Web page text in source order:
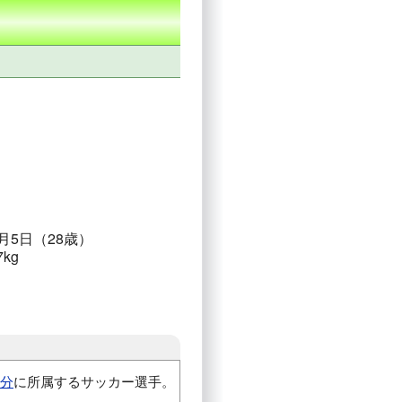
5日（28歳）
に所属するサッカー選手。